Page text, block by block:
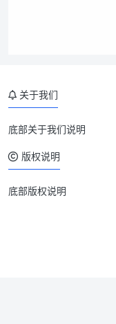
关于我们
底部关于我们说明
版权说明
底部版权说明